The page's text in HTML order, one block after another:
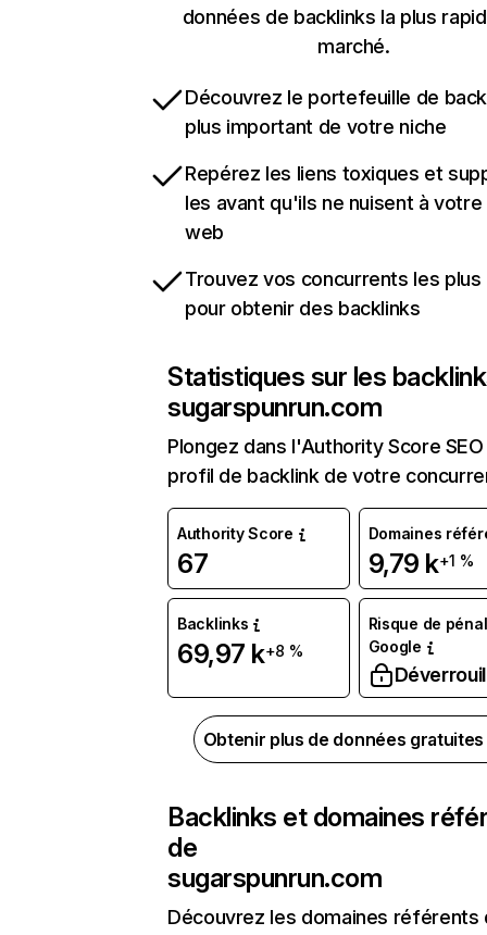
données de backlinks la plus
marché.
Découvrez le portefeuille de
plus important de votre niche
Repérez les liens toxiques et
les avant qu'ils ne nuisent à
web
Trouvez vos concurrents les
pour obtenir des backlinks
Statistiques sur les
sugarspunrun.com
Plongez dans l'Authority Score
profil de backlink de votre
Authority Score
67
Domaines
9,79 k+1 %
Backlinks
69,97 k+8 %
Risque de
Google
Obtenir plus de données
Backlinks et domaines
de
sugarspunrun.com
Découvrez les domaines référents